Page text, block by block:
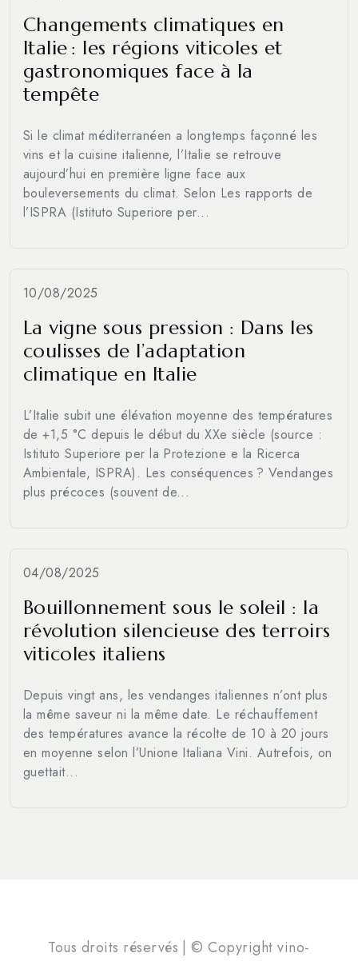
Changements climatiques en
Italie : les régions viticoles et
gastronomiques face à la
tempête
Si le climat méditerranéen a longtemps façonné les
vins et la cuisine italienne, l’Italie se retrouve
aujourd’hui en première ligne face aux
bouleversements du climat. Selon Les rapports de
l’ISPRA (Istituto Superiore per...
10/08/2025
La vigne sous pression : Dans les
coulisses de l’adaptation
climatique en Italie
L’Italie subit une élévation moyenne des températures
de +1,5 °C depuis le début du XXe siècle (source :
Istituto Superiore per la Protezione e la Ricerca
Ambientale, ISPRA). Les conséquences ? Vendanges
plus précoces (souvent de...
04/08/2025
Bouillonnement sous le soleil : la
révolution silencieuse des terroirs
viticoles italiens
Depuis vingt ans, les vendanges italiennes n’ont plus
la même saveur ni la même date. Le réchauffement
des températures avance la récolte de 10 à 20 jours
en moyenne selon l’Unione Italiana Vini. Autrefois, on
guettait...
Tous droits réservés | © Copyright vino-